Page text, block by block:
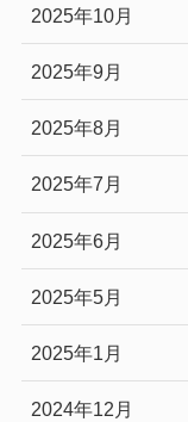
2025年10月
2025年9月
2025年8月
2025年7月
2025年6月
2025年5月
2025年1月
2024年12月